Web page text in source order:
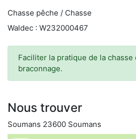
Chasse pêche / Chasse
Waldec : W232000467
Faciliter la pratique de la
braconnage.
Nous trouver
Soumans 23600 Soumans